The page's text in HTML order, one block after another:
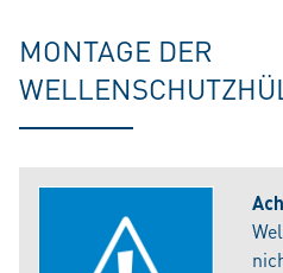
MONTAGE DER